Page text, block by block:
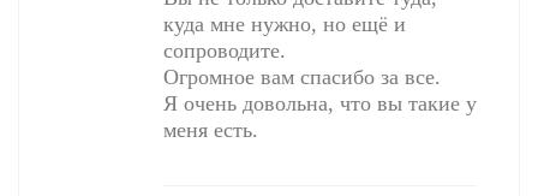
куда мне нужно, но ещё и
сопроводите.
Огромное вам спасибо за все.
Я очень довольна, что вы такие у
меня есть.